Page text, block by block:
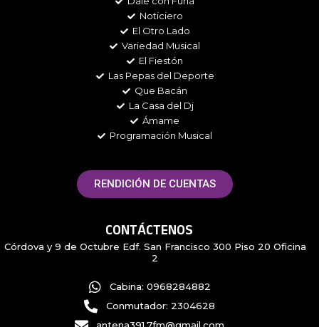
o
g
r
a
m
e
r
Noticiero
El Otro Lado
Variedad Musical
El Fiestón
Las Pepas del Deporte
Que Bacán
La Casa del Dj
Ámame
Programación Musical
RENDICIÓN DE CUENTAS
CONTÁCTENOS
Córdova y 9 de Octubre Edf. San Francisco 300 Piso 20 Oficina
2
Cabina: 0968284882
Conmutador: 2304628